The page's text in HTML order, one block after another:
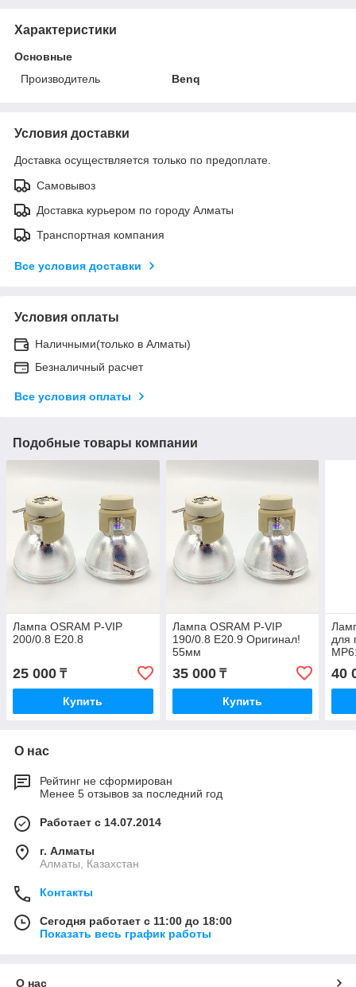
Характеристики
Основные
Производитель
Benq
Условия доставки
Доставка осуществляется только по предоплате.
Самовывоз
Доставка курьером по городу Алматы
Транспортная компания
Все условия доставки
Условия оплаты
Наличными(только в Алматы)
Безналичный расчет
Все условия оплаты
Подобные товары компании
Лампа OSRAM P-VIP
200/0.8 E20.8
25 000 ₸
Купить
Лампа OSRAM P-VIP
190/0.8 E20.9 Оригинал!
55мм
35 000₸
Купить
для
40
О нас
Рейтинг не сформирован
Менее 5 отзывов за последний год
Работает с 14.07.2014
г. Алматы
Алматы, Казахстан
Контакты
Сегодня работает с 11:00 до 18:00
Показать весь график работы
О нас